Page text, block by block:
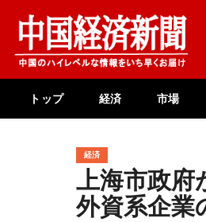
content
トップ 経済 市場
経済
上海市政府
外資系企業